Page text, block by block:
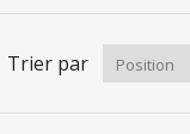
Trier par